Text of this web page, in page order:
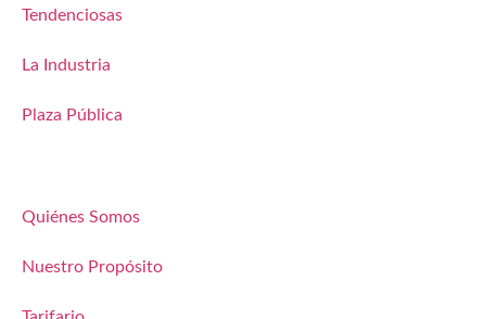
Tendenciosas
La Industria
Plaza Pública
Quiénes Somos
Nuestro Propósito